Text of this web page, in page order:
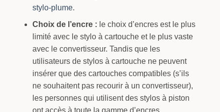
stylo-plume.
Choix de l’encre : le choix d’encres est le plus
limité avec le stylo à cartouche et le plus vaste
avec le convertisseur. Tandis que les
utilisateurs de stylos à cartouche ne peuvent
insérer que des cartouches compatibles (s’ils
ne souhaitent pas recourir à un convertisseur),
les personnes qui utilisent des stylos à piston